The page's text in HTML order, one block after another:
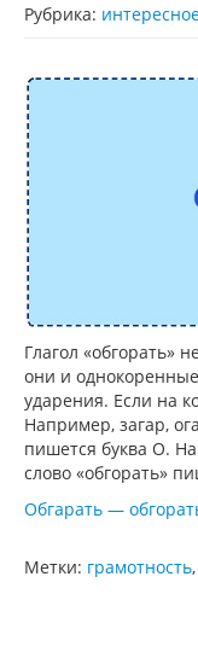
Рубрика:
Глагол «обгорать»
они и
ударения. Если на
Например, загар,
пишется буква О.
слово «обгорать»
Обгарать —
Метки: грамотность,